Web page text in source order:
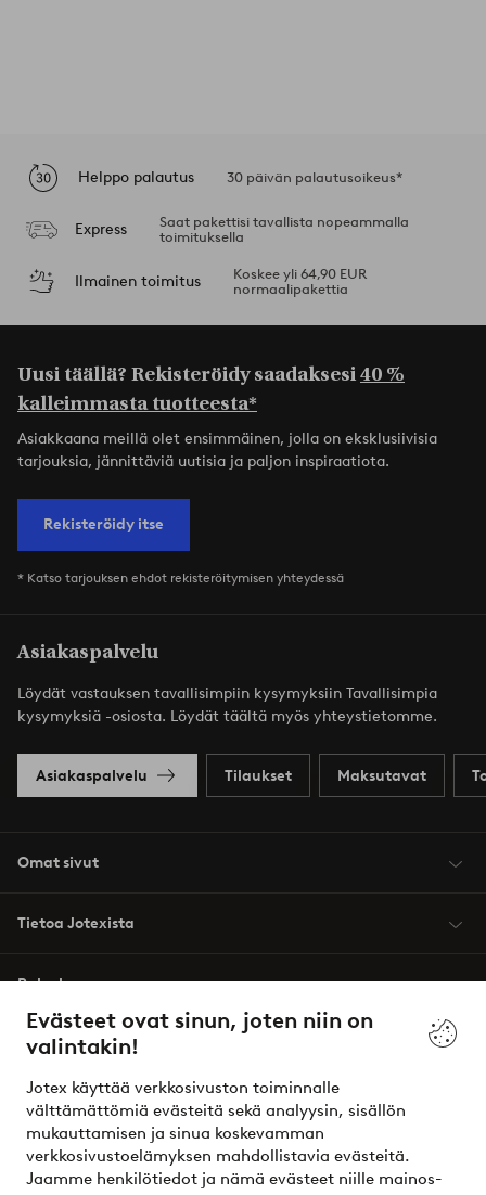
Evästeet ovat sinun, joten niin on
valintakin!
Jotex käyttää verkkosivuston toiminnalle
välttämättömiä evästeitä sekä analyysin, sisällön
mukauttamisen ja sinua koskevamman
verkkosivustoelämyksen mahdollistavia evästeitä.
Jaamme henkilötiedot ja nämä evästeet niille mainos-
Helppo palautus 30 päivän palautusoikeus*
Express
Saat pakettisi tavallista nopeammalla
toimituksella
Ilmainen toimitus
Koskee yli 64,90 EUR
normaalipakettia
Uusi täällä? Rekisteröidy saadaksesi40 %
kalleimmasta tuotteesta*
Asiakkaana meillä olet ensimmäinen, jolla on eksklusiivisia
tarjouksia, jännittäviä uutisia ja paljon inspiraatiota.
Rekisteröidy itse
* Katso tarjouksen ehdot rekisteröitymisen yhteydessä
Asiakaspalvelu
Löydät vastauksen tavallisimpiin kysymyksiin Tavallisimpia
kysymyksiä -osiosta. Löydät täältä myös yhteystietomme.
Asiakaspalvelu Tilaukset Maksutavat
Omat sivut
Tietoa Jotexista
Palvelumme
Ehdot
Ystävät